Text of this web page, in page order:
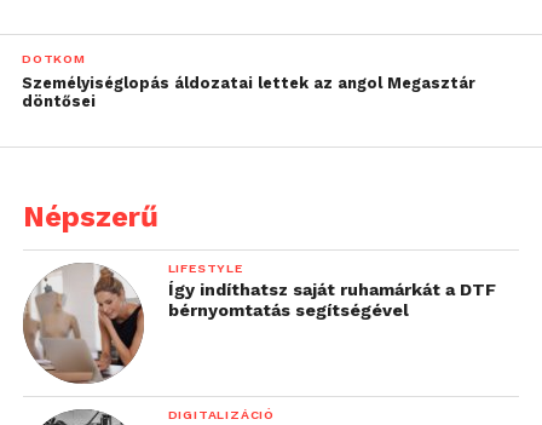
DOTKOM
Személyiséglopás áldozatai lettek az angol Megasztár
döntősei
Népszerű
LIFESTYLE
Így indíthatsz saját ruhamárkát a DTF
bérnyomtatás segítségével
DIGITALIZÁCIÓ